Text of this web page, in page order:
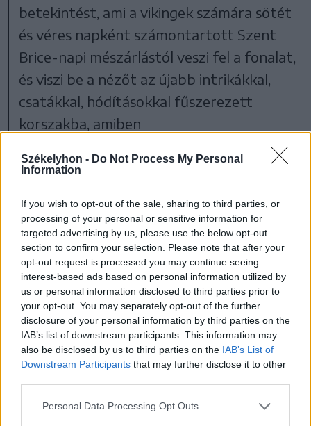
Székelyhon - Do Not Process My Personal
Information
If you wish to opt-out of the sale, sharing to third parties, or
processing of your personal or sensitive information for
targeted advertising by us, please use the below opt-out
section to confirm your selection. Please note that after your
opt-out request is processed you may continue seeing
interest-based ads based on personal information utilized by
us or personal information disclosed to third parties prior to
your opt-out. You may separately opt-out of the further
disclosure of your personal information by third parties on the
IAB’s list of downstream participants. This information may
also be disclosed by us to third parties on the IAB’s List of
Downstream Participants that may further disclose it to other
Personal Data Processing Opt Outs
betekintést, ami a vikingek számára sötét
és véres napként számontartott Szent
Brice-napi mészárlástól veszi fel a fonalat,
és viszi be a nézőt az újabb intrikákkal,
csatákkal, hódításokkal fűszerezett
korszakba, amiben
dicsőséges, de elmúlt
elődökként forognak a
köztudatban.